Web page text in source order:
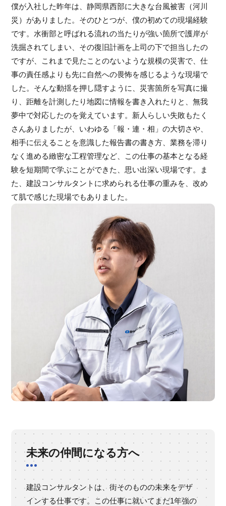
僕が入社した昨年は、静岡県西部に大きな台風被害（河川
災）がありました。そのひとつが、僕の初めての現場経験
です。水衝部と呼ばれる流れの当たりが強い箇所で護岸が
洗掘されてしまい、その復旧計画を上司の下で担当したの
ですが、これまで見たことのないような規模の災害で、仕
事の責任感よりも先に自然への畏怖を感じるような現場で
した。そんな動揺を押し隠すように、災害箇所を写真に撮
り、距離を計測したり地図に情報を書き入れたりと、無我
夢中で対応したのを覚えています。新人らしい失敗もたく
さんありましたが、いわゆる「報・連・相」の大切さや、
相手に伝えることを意識した報告書の書き方、業務を滞り
なく進める緻密な工程管理など、この仕事の基本となる経
験を短期間で学ぶことができた、思い出深い現場です。ま
た、建設コンサルタントに求められる仕事の重みを、改め
て肌で感じた現場でもありました。
未来の仲間になる方へ
建設コンサルタントは、街そのものの未来をデザ
インする仕事です。この仕事に就いてまだ1年強の